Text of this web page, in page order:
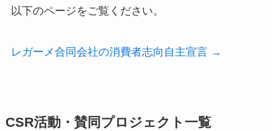
以下のページをご覧ください。
レガーメ合同会社の消費者志向自主宣言 →
CSR活動・賛同プロジェクト一覧